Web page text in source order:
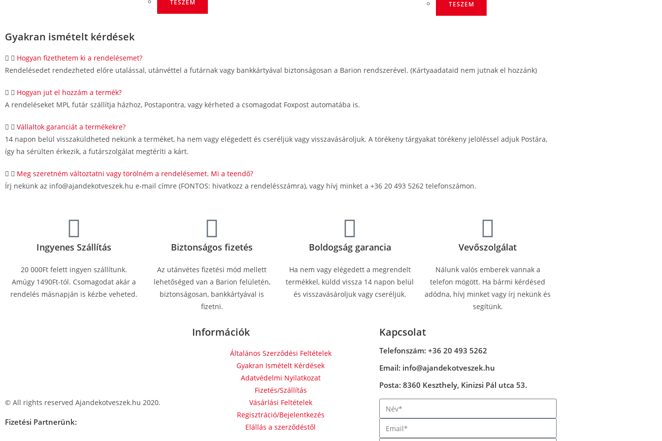
TESZEM
TESZEM
Gyakran ismételt kérdések
Hogyan fizethetem ki a rendelésemet?
Rendelésedet rendezheted előre utalással, utánvéttel a futárnak vagy bankkártyával biztonságosan a Barion rendszerével. (Kártyaadataid nem jutnak el hozzánk)
Hogyan jut el hozzám a termék?
A rendeléseket MPL futár szállítja házhoz, Postapontra, vagy kérheted a csomagodat Foxpost automatába is.
Vállaltok garanciát a termékekre?
14 napon belül visszaküldheted nekünk a terméket, ha nem vagy elégedett és cseréljük vagy visszavásároljuk. A törékeny tárgyakat törékeny jelöléssel adjuk Postára,
így ha sérülten érkezik, a futárszolgálat megtéríti a kárt.
Meg szeretném változtatni vagy törölném a rendelésemet. Mi a teendő?
Írj nekünk az info@ajandekotveszek.hu e-mail címre (FONTOS: hivatkozz a rendelésszámra), vagy hívj minket a +36 20 493 5262 telefonszámon.
Ingyenes Szállítás
20 000Ft felett ingyen szállítunk.
Amúgy 1490Ft-tól. Csomagodat akár a
rendelés másnapján is kézbe veheted.
Biztonságos fizetés
Az utánvétes fizetési mód mellett
lehetőséged van a Barion felületén,
biztonságosan, bankkártyával is
fizetni.
Boldogság garancia
Ha nem vagy elégedett a megrendelt
termékkel, küldd vissza 14 napon belül
és visszavásároljuk vagy cseréljük.
Vevőszolgálat
Nálunk valós emberek vannak a
telefon mögött. Ha bármi kérdésed
adódna, hívj minket vagy írj nekünk és
segítünk.
© All rights reserved Ajandekotveszek.hu 2020.
Fizetési Partnerünk:
Információk
Általános Szerződési Feltételek
Gyakran Ismételt Kérdések
Adatvédelmi Nyilatkozat
Fizetés/Szállítás
Vásárlási Feltételek
Regisztráció/Bejelentkezés
Elállás a szerződéstől
Kapcsolat
Telefonszám: +36 20 493 5262
Email: info@ajandekotveszek.hu
Posta: 8360 Keszthely, Kinizsi Pál utca 53.